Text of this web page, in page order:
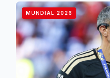
MUNDIAL 2026